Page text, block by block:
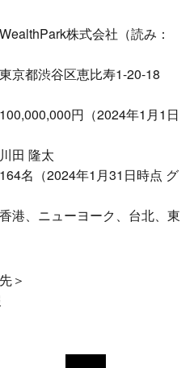
式会社（読み：
谷区恵比寿1-20-18
円（2024年1月1日
隆太
年1月31日時点 グ
ヨーク、台北、東
＞